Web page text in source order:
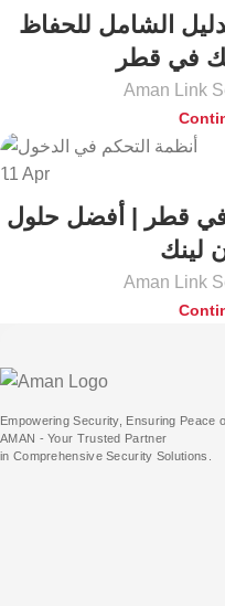
الشامل للحفاظ
في قطر
Aman Link
11 Apr
في قطر | أفضل حلول
لينك
Aman Link
Empowering Security, Ensuring Peace
AMAN - Your Trusted Partner
in Comprehensive Security Solutions.